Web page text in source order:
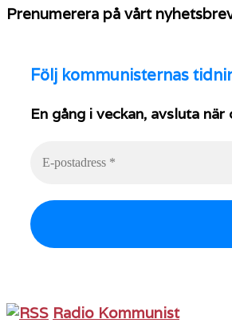
Prenumerera på vårt
Följ kommunisternas
En gång i veckan, avsluta när
Radio Kommunist